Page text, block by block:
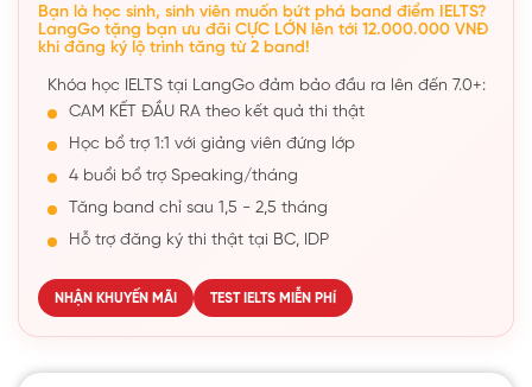
Bạn là học sinh, sinh viên muốn bứt phá band điểm IELTS?
LangGo tặng bạn ưu đãi CỰC LỚN lên tới 12.000.000 VNĐ
khi đăng ký lộ trình tăng từ 2 band!
Khóa học IELTS tại LangGo đảm bảo đầu ra lên đến 7.0+:
CAM KẾT ĐẦU RA theo kết quả thi thật
Học bổ trợ 1:1 với giảng viên đứng lớp
4 buổi bổ trợ Speaking/tháng
Tăng band chỉ sau 1,5 - 2,5 tháng
Hỗ trợ đăng ký thi thật tại BC, IDP
NHẬN KHUYẾN MÃI TEST IELTS MIỄN PHÍ